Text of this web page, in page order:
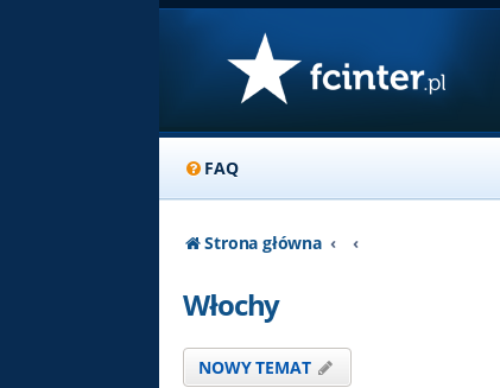
FAQ
Strona główna
Włochy
NOWY TEMAT